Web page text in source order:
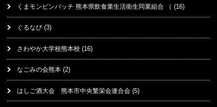
くまモンピンバッチ 熊本県飲食業生活衛生同業組合 （ (16)
ぐるなび (3)
さわやか大学校熊本校 (16)
なごみの会熊本 (2)
はしご酒大会 熊本市中央繁栄会連合会 (5)